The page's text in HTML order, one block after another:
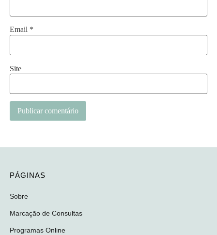
Email *
Site
PÁGINAS
Sobre
Marcação de Consultas
Programas Online